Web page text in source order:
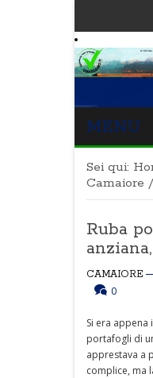
MENU
Sei qui:
Camaiore /
Ruba
CAMAIORE
0
Si era appena
portafogli di
apprestava a
complice, ma